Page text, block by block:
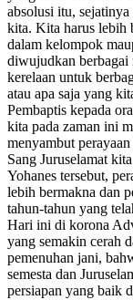
absolusi itu,
kita. Kita harus lebih
dalam kelompok
diwujudkan berbagai
kerelaan untuk
atau apa saja yang
Pembaptis kepada
kita pada zaman ini
menyambut
Sang Juruselamat
Yohanes tersebut,
lebih bermakna dan
tahun-tahun yang
Hari ini di korona
yang semakin cerah
pemenuhan jani,
semesta dan
persiapan yang baik